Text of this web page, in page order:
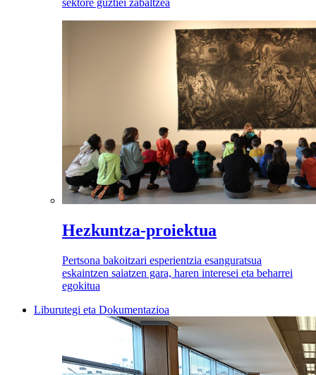
sektore guztiei zabaltzea
Hezkuntza-proiektua
Pertsona bakoitzari esperientzia esanguratsua
eskaintzen saiatzen gara, haren interesei eta beharrei
egokitua
Liburutegi eta Dokumentazioa